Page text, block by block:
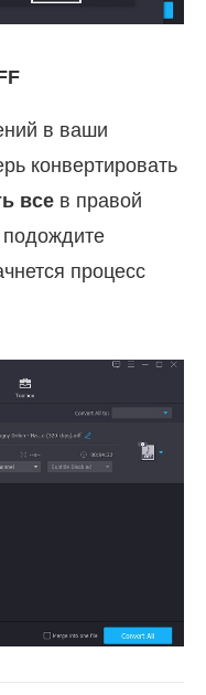
в ваши
конвертировать
все в правой
подождите
процесс